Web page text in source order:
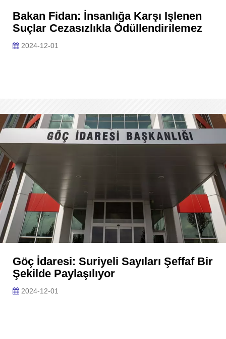
Bakan Fidan: İnsanlığa Karşı Işlenen
Suçlar Cezasızlıkla Ödüllendirilemez
2024-12-01
Göç İdaresi: Suriyeli Sayıları Şeffaf Bir
Şekilde Paylaşılıyor
2024-12-01